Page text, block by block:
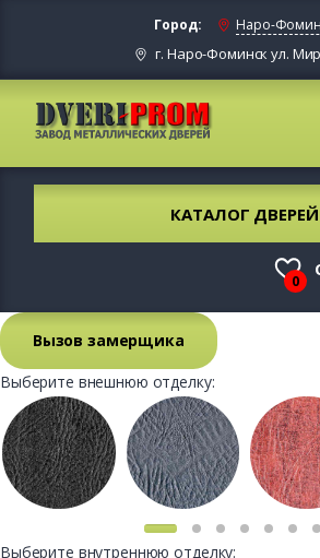
Город: Наро-
г. Наро-Фоминск ул.
КАТАЛОГ ДВЕРЕЙ
0
Вызов замерщика
Выберите внешнюю отделку:
Выберите внутреннюю отделку: